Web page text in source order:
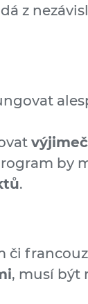
z
by
.
či
, musí být